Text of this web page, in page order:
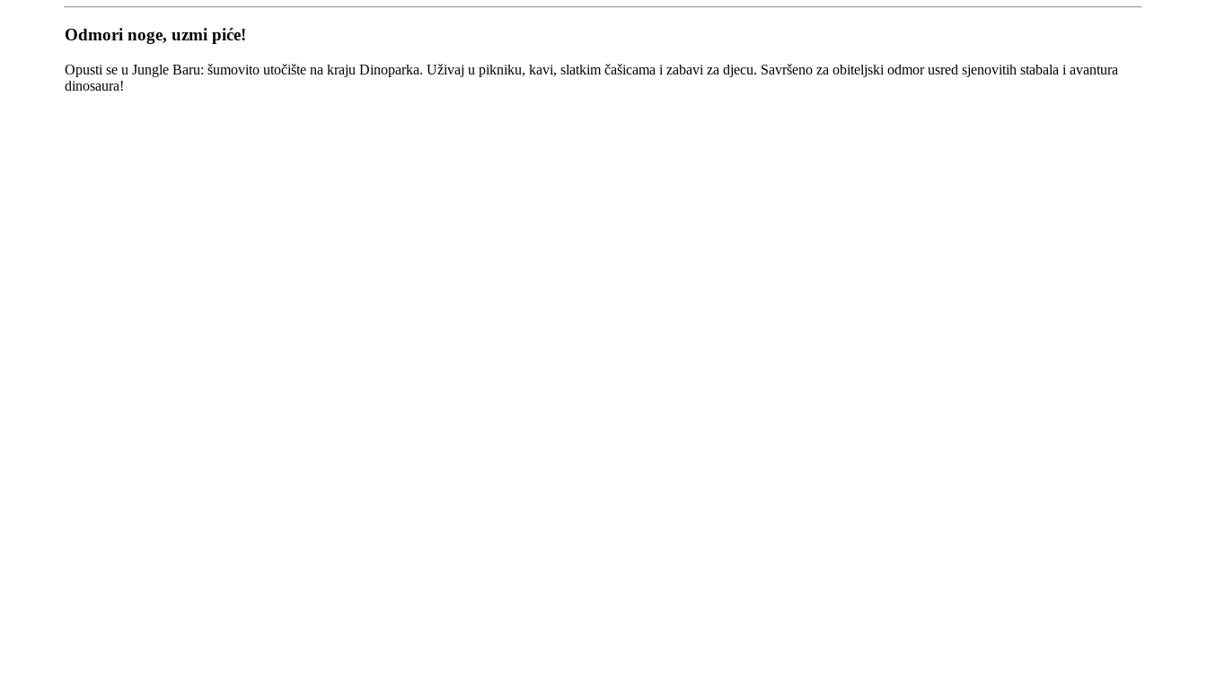
Odmori noge, uzmi piće!
Opusti se u Jungle Baru: šumovito utočište na kraju Dinoparka. Uživaj u pikniku, kavi, slatkim čašicama i zabavi za djecu. Savršeno za obiteljski odmor usred sjenovitih stabala i avantura
dinosaura!